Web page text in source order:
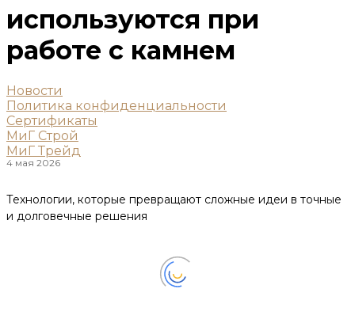
используются при
работе с камнем
Новости
Политика конфиденциальности
Сертификаты
МиГ Строй
МиГ Трейд
4 мая 2026
Технологии, которые превращают сложные идеи в точные
и долговечные решения